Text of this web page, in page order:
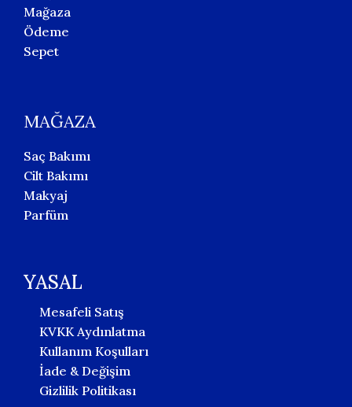
Mağaza
Ödeme
Sepet
MAĞAZA
Saç Bakımı
Cilt Bakımı
Makyaj
Parfüm
YASAL
Mesafeli Satış
KVKK Aydınlatma
Kullanım Koşulları
İade & Değişim
Gizlilik Politikası